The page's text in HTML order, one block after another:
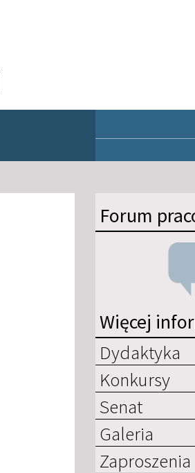
Forum
Więcej
Dydaktyka
Konkursy
Senat
Galeria
Zaproszenia